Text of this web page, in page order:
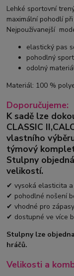
Lehké sportovní
maximální pohodlí
Nejpoužívanejší
elastický pas
pohodlný
odolný
Materiál: 100 %
Doporučujeme:
K sadě lze
CLASSIC II,
vlastního
týmový
Stulpny
velikostí.
✔ vysoká elasticita
✔ pohodlné nošení
✔ vhodné pro
✔ dostupné ve více
Stulpny lze
hráčů.
Velikosti a